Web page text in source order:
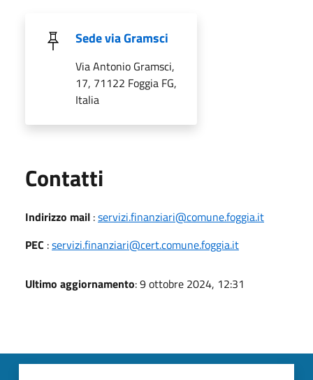
Sede via Gramsci
Via Antonio Gramsci,
17, 71122 Foggia FG,
Italia
Contatti
Indirizzo mail :servizi.finanziari@comune.foggia.it
PEC :servizi.finanziari@cert.comune.foggia.it
Ultimo aggiornamento: 9 ottobre 2024, 12:31